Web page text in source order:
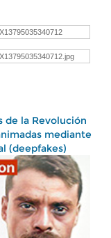
de la Revolución
mediante
(deepfakes)